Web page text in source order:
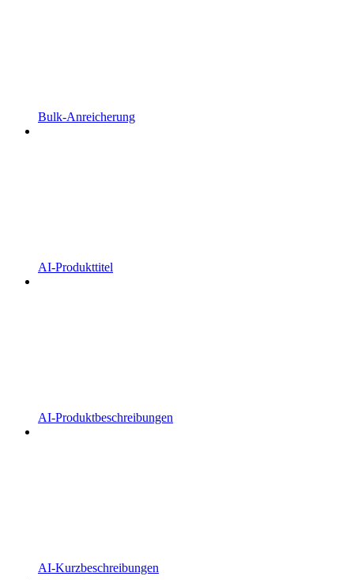
Bulk-Anreicherung
AI-Produkttitel
AI-Produktbeschreibungen
AI-Kurzbeschreibungen